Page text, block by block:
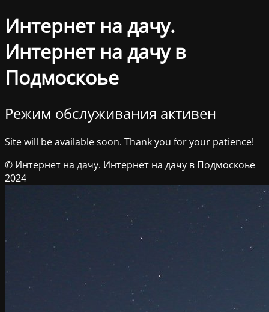
Интернет на дачу.
Интернет на дачу в
Подмоскоье
Режим обслуживания активен
Site will be available soon. Thank you for your patience!
© Интернет на дачу. Интернет на дачу в Подмоскоье
2024